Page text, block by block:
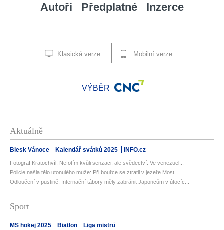
Autoři Předplatné Inzerce
Klasická verze Mobilní verze
VÝBĚR
Aktuálně
Blesk Vánoce Kalendář svátků 2025 INFO.cz
Fotograf Kratochvíl: Nefotím kvůli senzaci, ale svědectví. Ve venezuel...
Policie našla tělo utonulého muže: Při bouřce se ztratil v jezeře Most
Odloučení v pustině. Internační tábory měly zabránit Japoncům v útocíc...
Sport
MS hokej 2025 Biatlon Liga mistrů